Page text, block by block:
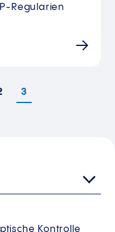
Regularien
3
Kontrolle